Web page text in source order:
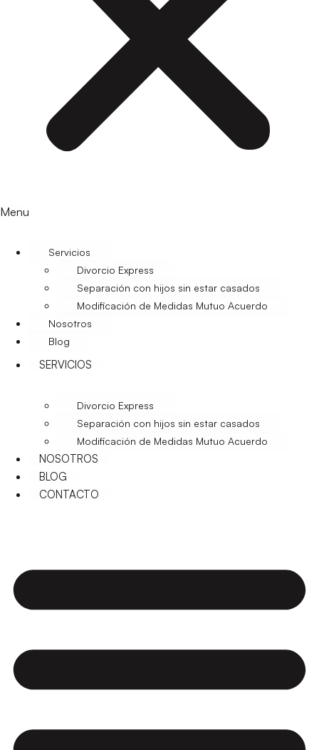
Menu
Servicios
Divorcio Express
Separación con hijos sin estar casados
Modificación de Medidas Mutuo Acuerdo
Nosotros
Blog
SERVICIOS
Divorcio Express
Separación con hijos sin estar casados
Modificación de Medidas Mutuo Acuerdo
NOSOTROS
BLOG
CONTACTO